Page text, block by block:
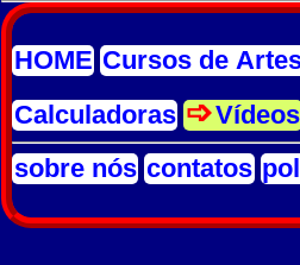
HOME Cursos de
Calculadoras
Vídeos
sobre nós contatos